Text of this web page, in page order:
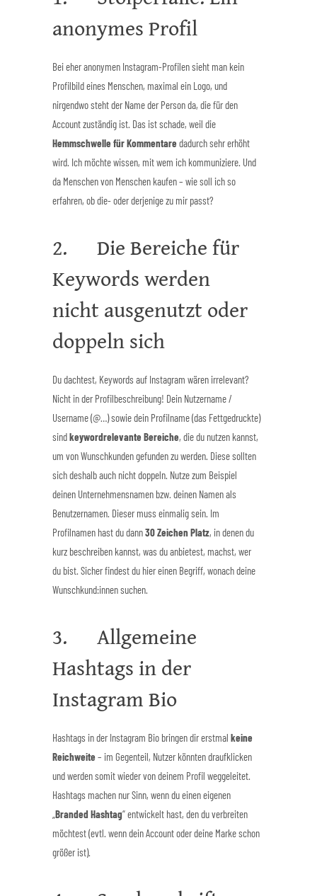
anonymes Profil
Bei eher anonymen Instagram-Profilen sieht man kein
Profilbild eines Menschen, maximal ein Logo, und
nirgendwo steht der Name der Person da, die für den
Account zuständig ist. Das ist schade, weil die
Hemmschwelle für Kommentaredadurch sehr erhöht
wird. Ich möchte wissen, mit wem ich kommuniziere. Und
da Menschen von Menschen kaufen – wie soll ich so
erfahren, ob die- oder derjenige zu mir passt?
2. Die Bereiche für
Keywords werden
nicht ausgenutzt oder
doppeln sich
Du dachtest, Keywords auf Instagram wären irrelevant?
Nicht in der Profilbeschreibung! Dein Nutzername /
Username (@…) sowie dein Profilname (das Fettgedruckte)
sindkeywordrelevante Bereiche, die du nutzen kannst,
um von Wunschkunden gefunden zu werden. Diese sollten
sich deshalb auch nicht doppeln. Nutze zum Beispiel
deinen Unternehmensnamen bzw. deinen Namen als
Benutzernamen. Dieser muss einmalig sein. Im
Profilnamen hast du dann30 Zeichen Platz, in denen du
kurz beschreiben kannst, was du anbietest, machst, wer
du bist. Sicher findest du hier einen Begriff, wonach deine
Wunschkund:innen suchen.
3. Allgemeine
Hashtags in der
Instagram Bio
Hashtags in der Instagram Bio bringen dir erstmal keine
Reichweite– im Gegenteil, Nutzer könnten draufklicken
und werden somit wieder von deinem Profil weggeleitet.
Hashtags machen nur Sinn, wenn du einen eigenen
„Branded Hashtag“ entwickelt hast, den du verbreiten
möchtest (evtl. wenn dein Account oder deine Marke schon
größer ist).